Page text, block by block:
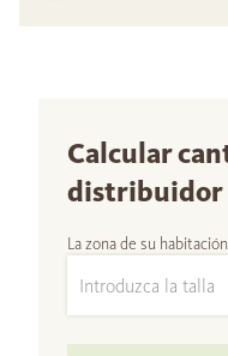
Calcular
distribuidor
La zona de su habitación